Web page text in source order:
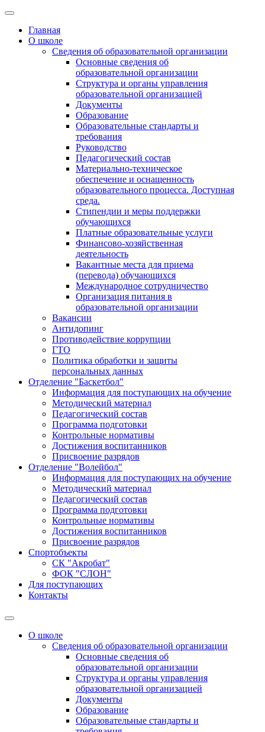
Главная
О школе
Сведения об образовательной организации
Основные сведения об
образовательной организации
Структура и органы управления
образовательной организацией
Документы
Образование
Образовательные стандарты и
требования
Руководство
Педагогический состав
Материально-техническое
обеспечение и оснащенность
образовательного процесса. Доступная
среда.
Стипендии и меры поддержки
обучающихся
Платные образовательные услуги
Финансово-хозяйственная
деятельность
Вакантные места для приема
(перевода) обучающихся
Международное сотрудничество
Организация питания в
образовательной организации
Вакансии
Антидопинг
Противодействие коррупции
ГТО
Политика обработки и защиты
персональных данных
Отделение "Баскетбол"
Информация для поступающих на обучение
Методический материал
Педагогический состав
Программа подготовки
Контрольные нормативы
Достижения воспитанников
Присвоение разрядов
Отделение "Волейбол"
Информация для поступающих на обучение
Методический материал
Педагогический состав
Программа подготовки
Контрольные нормативы
Достижения воспитанников
Присвоение разрядов
Спортобъекты
СК "Акробат"
ФОК "СЛОН"
Для поступающих
Контакты
О школе
Сведения об образовательной организации
Основные сведения об
образовательной организации
Структура и органы управления
образовательной организацией
Документы
Образование
Образовательные стандарты и